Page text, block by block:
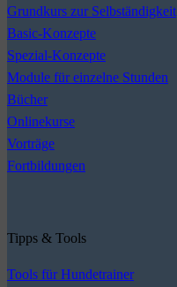
Grundkurs zur Selbständigkeit
Basic-Konzepte
Spezial-Konzepte
Module für einzelne Stunden
Bücher
Onlinekurse
Vorträge
Fortbildungen
Tipps & Tools
Tools für Hundetrainer